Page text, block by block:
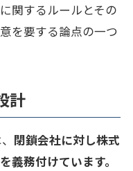
関するルールとその
を要する論点の一つ
計
閉鎖会社に対し株式
義務付けています。